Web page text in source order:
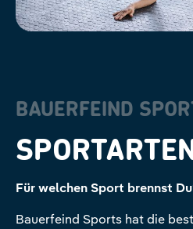
BAUERFEIND
Für welchen Sport brennst
Bauerfeind Sports hat die